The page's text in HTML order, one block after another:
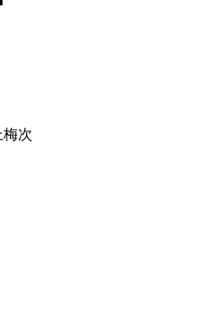
梅次